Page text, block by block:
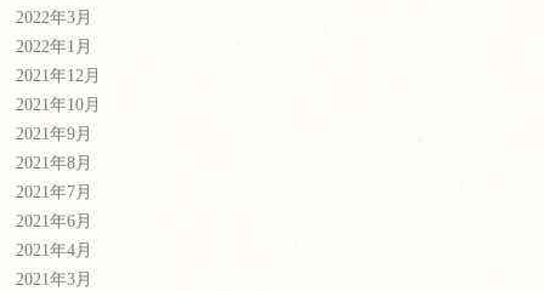
2022年3月
2022年1月
2021年12月
2021年10月
2021年9月
2021年8月
2021年7月
2021年6月
2021年4月
2021年3月